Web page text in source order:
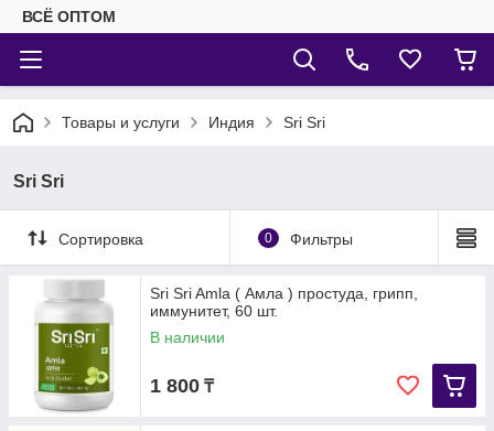
ВСЁ ОПТОМ
Товары и услуги Индия Sri Sri
Sri Sri
Сортировка 0 Фильтры
Sri Sri Amla ( Амла ) простуда, грипп,
иммунитет, 60 шт.
В наличии
1 800 ₸